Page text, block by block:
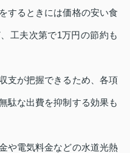
するときには価格の安い食
工夫次第で1万円の節約も
支が把握できるため、各項
駄な出費を抑制する効果も
や電気料金などの水道光熱